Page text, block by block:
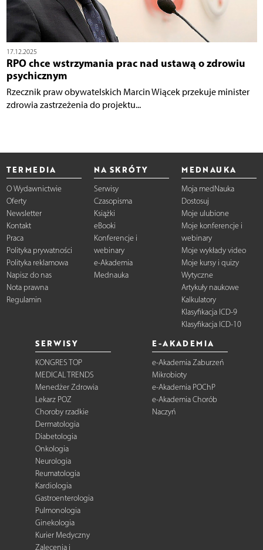
17.12.2025
RPO chce wstrzymania prac nad ustawą o zdrowiu
psychicznym
Rzecznik praw obywatelskich Marcin Wiącek przekuje minister
zdrowia zastrzeżenia do projektu...
TERMEDIA
O Wydawnictwie
Oferty
Newsletter
Kontakt
Praca
Polityka prywatności
Polityka reklamowa
Napisz do nas
Nota prawna
Regulamin
NA SKRÓTY
Serwisy
Czasopisma
Książki
eBooki
Konferencje i
webinary
e-Akademia
Mednauka
MEDNAUKA
Moja medNauka
Dostosuj
Moje ulubione
Moje konferencje i
webinary
Moje wykłady video
Moje kursy i quizy
Wytyczne
Artykuły naukowe
Kalkulatory
Klasyfikacja ICD-9
Klasyfikacja ICD-10
SERWISY
KONGRES TOP
MEDICAL TRENDS
Menedżer Zdrowia
Lekarz POZ
Choroby rzadkie
Dermatologia
Diabetologia
Onkologia
Neurologia
Reumatologia
Kardiologia
Gastroenterologia
Pulmonologia
Ginekologia
Kurier Medyczny
Zalecenia i
E-AKADEMIA
e-Akademia Zaburzeń
Mikrobioty
e-Akademia POChP
e-Akademia Chorób
Naczyń